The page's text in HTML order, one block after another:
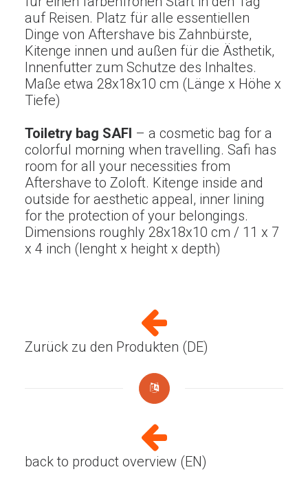
auf Reisen. Platz für alle essentiellen
Dinge von Aftershave bis Zahnbürste,
Kitenge innen und außen für die Ästhetik,
Innenfutter zum Schutze des Inhaltes.
Maße etwa 28x18x10 cm (Länge x Höhe x
Tiefe)
Toiletry bag SAFI – a cosmetic bag for a
colorful morning when travelling. Safi has
room for all your necessities from
Aftershave to Zoloft. Kitenge inside and
outside for aesthetic appeal, inner lining
for the protection of your belongings.
Dimensions roughly 28x18x10 cm / 11 x 7
x 4 inch (lenght x height x depth)
Zurück zu den Produkten (DE)
back to product overview (EN)